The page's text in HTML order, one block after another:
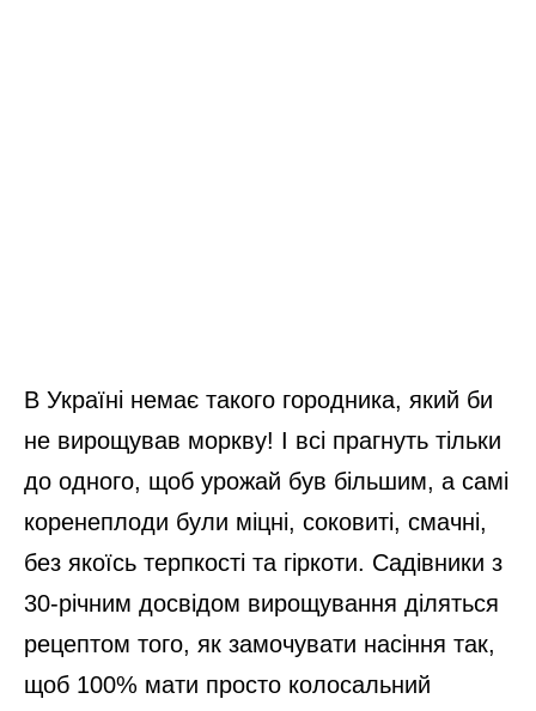
В Україні немає такого городника, який би
не вирощував моркву! І всі прагнуть тільки
до одного, щоб урожай був більшим, а самі
коренеплоди були міцні, соковиті, смачні,
без якоїсь терпкості та гіркоти. Садівники з
30-річним досвідом вирощування діляться
рецептом того, як замочувати насіння так,
щоб 100% мати просто колосальний